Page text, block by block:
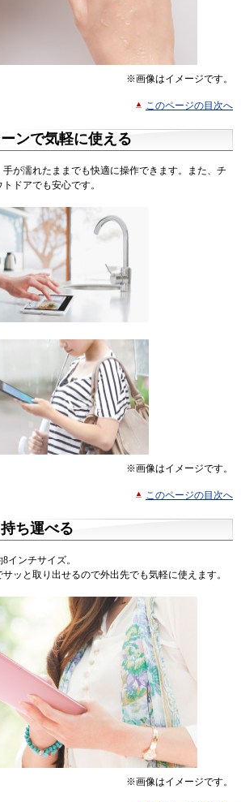
※画像はイメージです。
このページの目次へ
ンで気軽に使える
が濡れたままでも快適に操作できます。また、チ
ドアでも安心です。
※画像はイメージです。
このページの目次へ
ち運べる
インチサイズ。
ッと取り出せるので外出先でも気軽に使えます。
※画像はイメージです。